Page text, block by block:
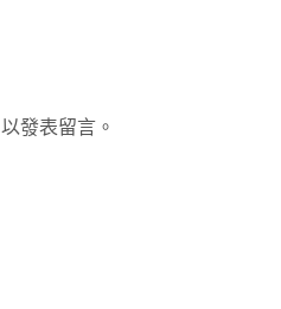
以發表留言。